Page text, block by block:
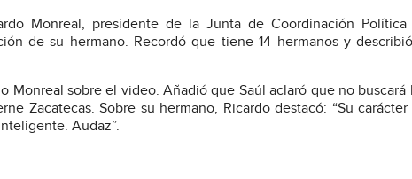
Monreal, presidente de la Junta de Coordinación
de su hermano. Recordó que tiene 14 hermanos y
Monreal sobre el video. Añadió que Saúl aclaró que no buscará
Zacatecas. Sobre su hermano, Ricardo destacó: “Su
Audaz”.